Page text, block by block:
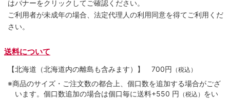
はバナーをクリックしてご確認ください。
ご利用者が未成年の場合、法定代理人の利用同意を得てご利用くだ
さい。
送料について
【北海道（北海道内の離島も含みます）】 700円 （税込）
※商品のサイズ・ご注文数の都合上、個口数を追加する場合がござ
います。個口数追加の場合は個口毎に送料+550 円 （税込） をい